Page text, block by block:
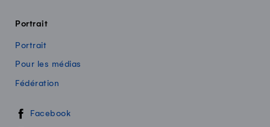
Portrait
Portrait
Pour les médias
Fédération
Swissmilk sur les réseaux sociaux
Facebook